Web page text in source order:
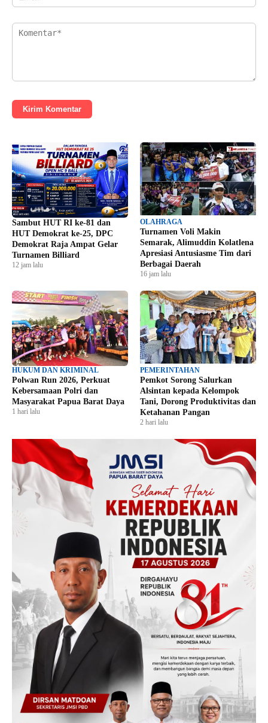
Kirim Komentar
Sambut HUT RI ke-81 dan
HUT Demokrat ke-25, DPC
Demokrat Raja Ampat Gelar
Turnamen Billiard
12 jam lalu
OLAHRAGA
Turnamen Voli Makin
Semarak, Alimuddin Kolatlena
Apresiasi Antusiasme Tim dari
Berbagai Daerah
16 jam lalu
HUKUM DAN KRIMINAL
Polwan Run 2026, Perkuat
Kebersamaan Polri dan
Masyarakat Papua Barat Daya
1 hari lalu
PEMERINTAHAN
Pemkot Sorong Salurkan
Alsintan kepada Kelompok
Tani, Dorong Produktivitas dan
Ketahanan Pangan
2 hari lalu